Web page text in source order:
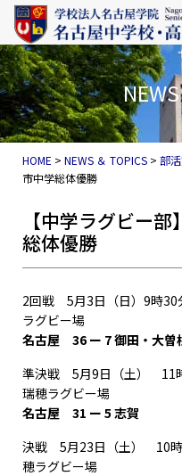
コンテンツへスキップ
メインナビゲー
HOME >NEWS ＆ TOPICS >部
市中学総体優勝
【中学ラグビー
総体優勝
2回戦 5月3日（日）9時
ラグビー場
名古屋 36 ー 7 御田・大曽
準決戦 5月9日（土） 11
瑞穂ラグビー場
名古屋 31 ー 5 志賀
決戦 5月23日（土） 10
穂ラグビー場